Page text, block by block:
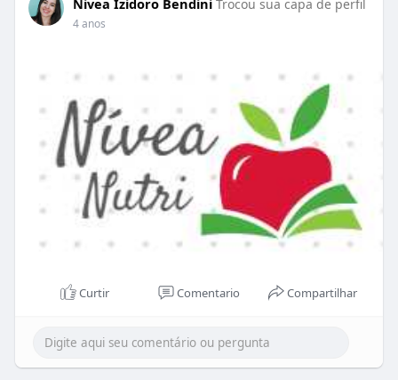
Trocou sua capa de perfil
4 anos
Curtir Comentario Compartilhar